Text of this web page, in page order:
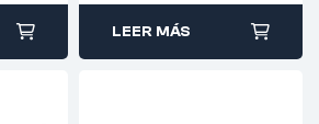
LEER MÁS